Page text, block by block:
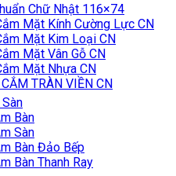
Chữ Nhật 116×74
Mặt Kính Cường Lực CN
Mặt Kim Loại CN
Mặt Vân Gỗ CN
Mặt Nhựa CN
TRÀN VIỀN CN
Bàn
Sàn
Bàn Đảo Bếp
Bàn Thanh Ray